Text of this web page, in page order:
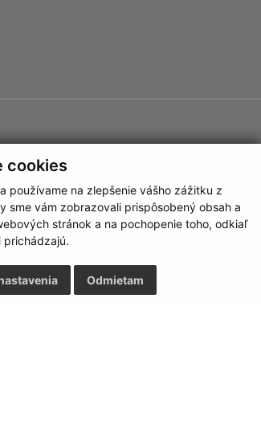
cookies
používame na zlepšenie vášho zážitku z
sme vám zobrazovali prispôsobený obsah a
stránok a na pochopenie toho, odkiaľ
prichádzajú.
Odmietam